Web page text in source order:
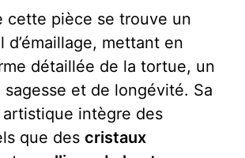
pièce se trouve un
d’émaillage, mettant en
détaillée de la tortue, un
sagesse et de longévité. Sa
intègre des
que des cristaux